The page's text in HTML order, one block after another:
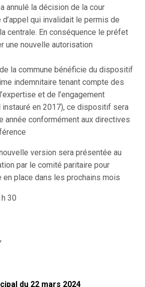
annulé la décision de la cour
qui invalidait le permis de
centrale. En conséquence le préfet
une nouvelle autorisation
la commune bénéficie du dispositif
indemnitaire tenant compte des
et de l’engagement
en 2017), ce dispositif sera
année conformément aux directives
version sera présentée au
par le comité paritaire pour
place dans les prochains mois
30
du 22 mars 2024